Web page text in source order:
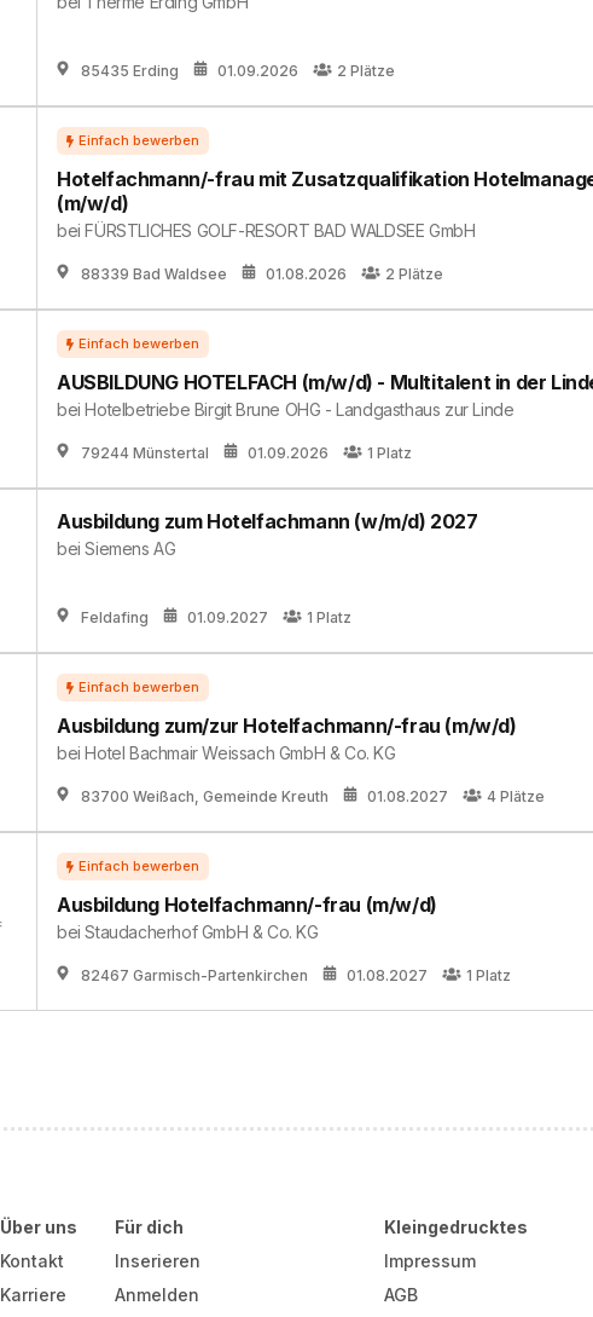
85435 Erding 01.09.2026 2 Plätze
Hotelfachmann/-frau mit Zusatzqualifikation
(m/w/d)
beiFÜRSTLICHES GOLF-RESORT BAD WALDSEE GmbH
88339 Bad Waldsee 01.08.2026 2 Plätze
AUSBILDUNG HOTELFACH (m/w/d) - Multitalent in der
beiHotelbetriebe Birgit Brune OHG - Landgasthaus zur Linde
79244 Münstertal 01.09.2026 1 Platz
Ausbildung zum Hotelfachmann (w/m/d) 2027
beiSiemens AG
Feldafing 01.09.2027 1 Platz
Ausbildung zum/zur Hotelfachmann/-frau (m/w/d)
beiHotel Bachmair Weissach GmbH & Co. KG
83700 Weißach, Gemeinde Kreuth 01.08.2027 4 Plätze
Ausbildung Hotelfachmann/-frau (m/w/d)
beiStaudacherhof GmbH & Co. KG
82467 Garmisch-Partenkirchen 01.08.2027 1 Platz
Über uns
Kontakt
Karriere
Für dich
Inserieren
Anmelden
Kleingedrucktes
Impressum
AGB